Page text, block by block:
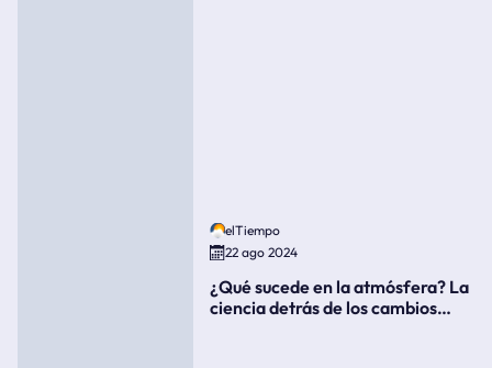
elTiempo
22 ago 2024
¿Qué sucede en la atmósfera? La
ciencia detrás de los cambios